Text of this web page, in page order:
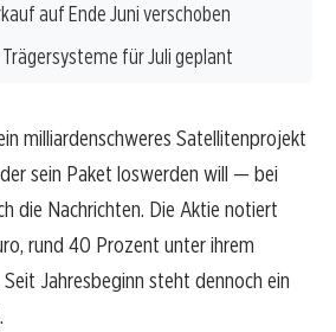
auf Ende Juni verschoben
für Juli geplant
milliardenschweres Satellitenprojekt
sein Paket loswerden will — bei
die Nachrichten. Die Aktie notiert
rund 40 Prozent unter ihrem
Jahresbeginn steht dennoch ein